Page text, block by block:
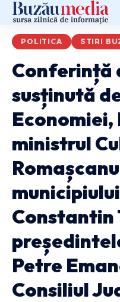
POLITICA STIRI
Conferință
susținută
ministrul
Constantin
Petre
Consiliul